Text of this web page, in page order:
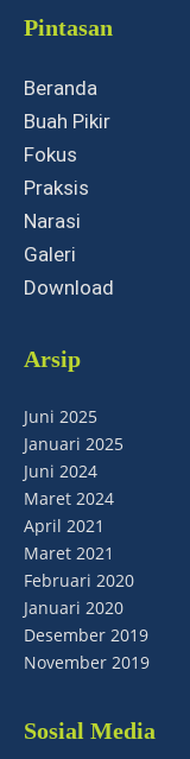
Pintasan
Beranda
Buah Pikir
Fokus
Praksis
Narasi
Galeri
Download
Arsip
Juni 2025
Januari 2025
Juni 2024
Maret 2024
April 2021
Maret 2021
Februari 2020
Januari 2020
Desember 2019
November 2019
Sosial Media